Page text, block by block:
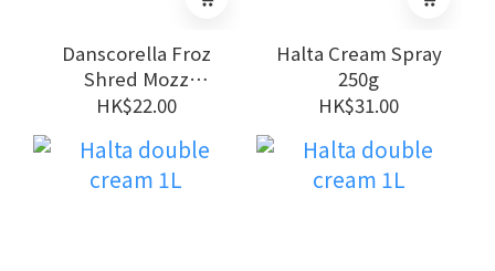
Danscorella Froz
Shred Mozz
Cheese
HK$22.00
Halta Cream Spray
250g
HK$31.00